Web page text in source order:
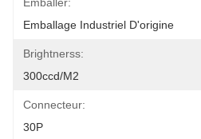
Emballage Industriel D'origine
Brightnerss:
300ccd/m2
Connecteur:
30P